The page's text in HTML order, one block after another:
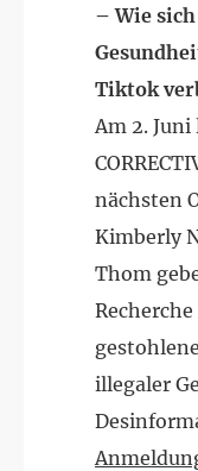
– Wie
Tiktok
Am 2. Juni
nächsten
Kimberly
Thom
illegaler